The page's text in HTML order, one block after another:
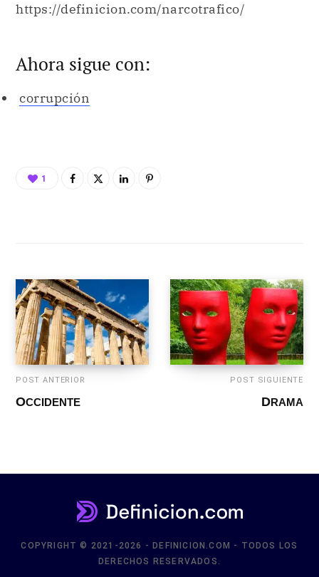
https://definicion.com/narcotrafico/
Ahora sigue con:
corrupción
1
POST ANTERIOR
OCCIDENTE
POST SIGUIENTE
DRAMA
COPYRIGHT © 2021-2026 - DEFINICION.COM - TODOS LOS
DERECHOS RESERVADOS.